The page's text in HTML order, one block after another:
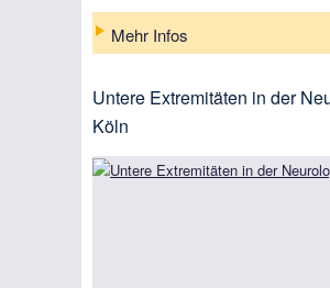
Mehr Infos
Untere Extremitäten in der
Köln